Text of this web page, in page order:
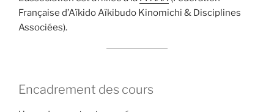
Française d’Aïkido Aïkibudo Kinomichi & Disciplines
Associées).
Encadrement des cours